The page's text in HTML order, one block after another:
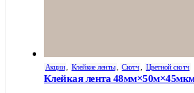
Акции, Клейкие ленты , Скотч, Цветной скотч
Клейкая лента